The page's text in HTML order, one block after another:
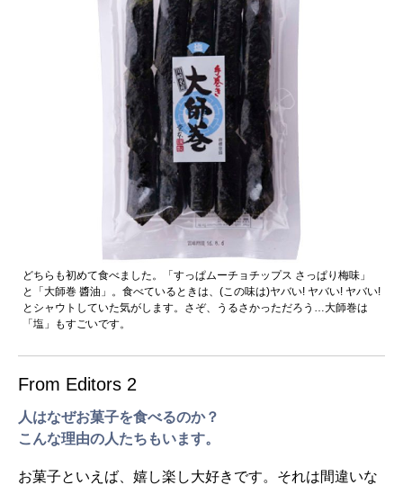
どちらも初めて食べました。「すっぱムーチョチップス さっぱり梅味」
と「大師巻 醬油」。食べているときは、(この味は)ヤバい! ヤバい! ヤバい!
とシャウトしていた気がします。さぞ、うるさかっただろう…大師巻は
「塩」もすごいです。
From Editors 2
人はなぜお菓子を食べるのか？
こんな理由の人たちもいます。
お菓子といえば、嬉し楽し大好きです。それは間違いな